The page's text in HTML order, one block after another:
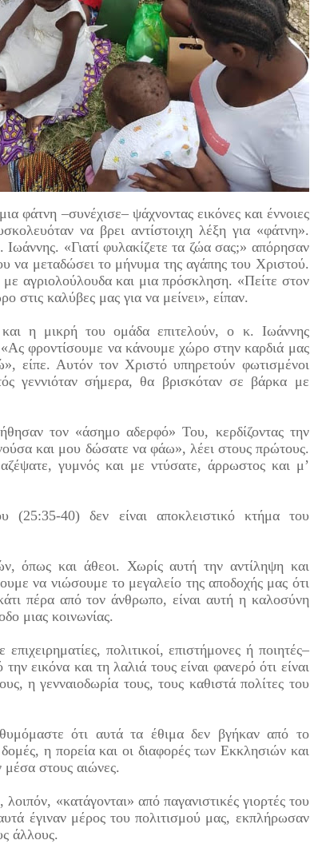
φάτνη –συνέχισε– ψάχνοντας εικόνες και έννοιες
να βρει αντίστοιχη λέξη για «φάτνη».
«Γιατί φυλακίζετε τα ζώα σας;» απόρησαν
να μεταδώσει το μήνυμα της αγάπης του Χριστού.
αγριολούλουδα και μια πρόσκληση. «Πείτε στον
στις καλύβες μας για να μείνει», είπαν.
η μικρή του ομάδα επιτελούν, ο κ. Ιωάννης
φροντίσουμε να κάνουμε χώρο στην καρδιά μας
είπε. Αυτόν τον Χριστό υπηρετούν φωτισμένοι
γεννιόταν σήμερα, θα βρισκόταν σε βάρκα με
τον «άσημο αδερφό» Του, κερδίζοντας την
και μου δώσατε να φάω», λέει στους πρώτους.
γυμνός και με ντύσατε, άρρωστος και μ’
(25:35-40) δεν είναι αποκλειστικό κτήμα του
όπως και άθεοι. Χωρίς αυτή την αντίληψη και
να νιώσουμε το μεγαλείο της αποδοχής μας ότι
πέρα από τον άνθρωπο, είναι αυτή η καλοσύνη
μιας κοινωνίας.
πολιτικοί, επιστήμονες ή ποιητές–
εικόνα και τη λαλιά τους είναι φανερό ότι είναι
η γενναιοδωρία τους, τους καθιστά πολίτες του
ότι αυτά τα έθιμα δεν βγήκαν από το
η πορεία και οι διαφορές των Εκκλησιών και
στους αιώνες.
«κατάγονται» από παγανιστικές γιορτές του
έγιναν μέρος του πολιτισμού μας, εκπλήρωσαν
άλλους.